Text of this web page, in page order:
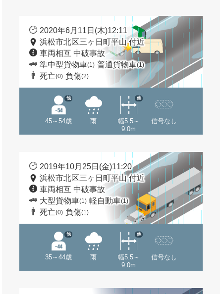
2020年6月11日(木)12:11
浜松市北区三ヶ日町平山 付近
車両相互 中破事故
準中型貨物車(1) 普通貨物車(1)
死亡(0) 負傷(2)
45～54歳
他
雨
幅5.5～
9.0m
他
信号なし
2019年10月25日(金)11:20
浜松市北区三ヶ日町平山 付近
車両相互 中破事故
大型貨物車(1) 軽自動車(1)
死亡(0) 負傷(1)
35～44歳
他
雨
幅5.5～
9.0m
他
信号なし